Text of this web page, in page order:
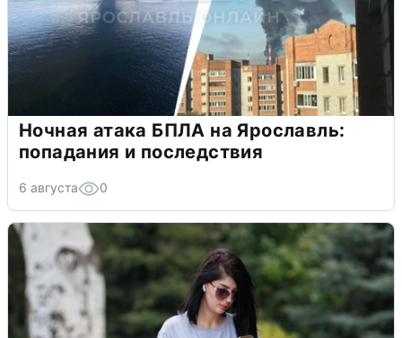
Ночная атака БПЛА на Ярославль:
попадания и последствия
6 августа 0